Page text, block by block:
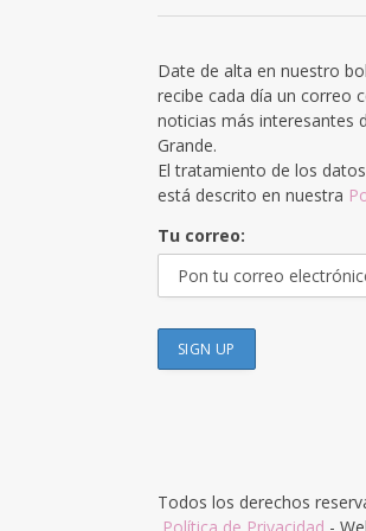
Date de alta en nuestro
recibe cada día un correo
noticias más interesantes
Grande.
El tratamiento de los
está descrito en nuestra
Tu correo:
Todos los derechos
Política de Privacidad -